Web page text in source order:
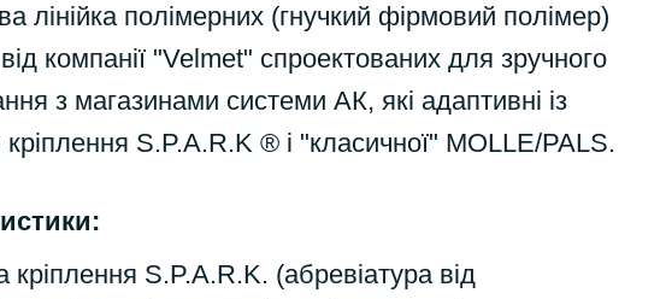
лінійка полімерних (гнучкий фірмовий полімер)
від компанії "Velmet" спроектованих для зручного
з магазинами системи АК, які адаптивні із
S.P.A.R.K ® і "класичної" MOLLE/PALS.
кріплення S.P.A.R.K. (абревіатура від